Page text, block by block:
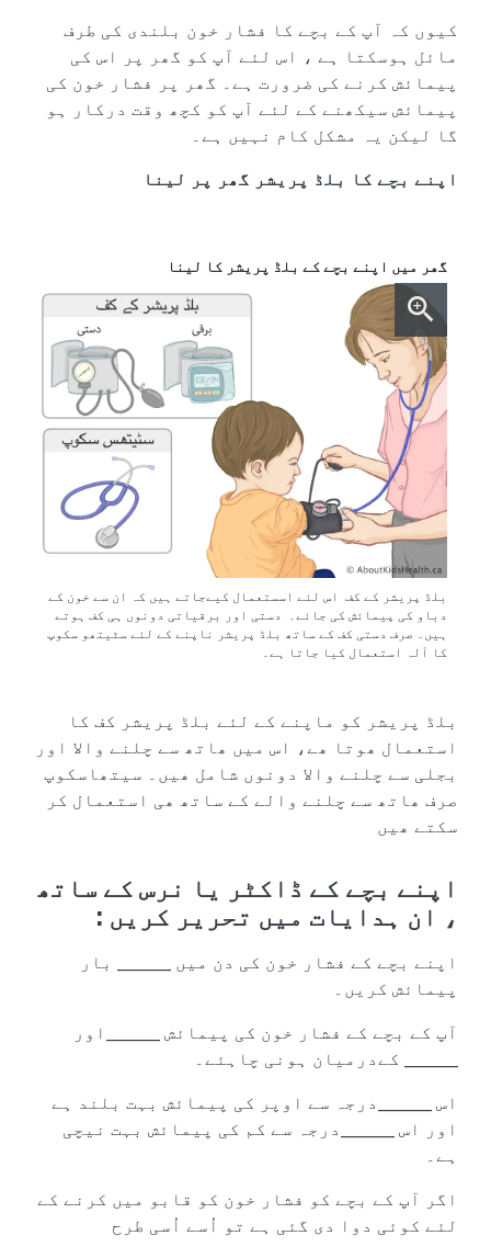
کیوں کہ آپ کے بچے کا فشار خون بلندی کی طرف
مائل ہوسکتا ہے ، اس لئے آپ کو گھر پر اس کی
پیمائش کرنے کی ضرورت ہے۔ گھر پر فشار خون کی
پیمائش سیکھنے کے لئے آپ کو کچھ وقت درکار ہو
گا لیکن یہ مشکل کام نہیں ہے۔
اپنے بچے کا بلڈ پریشر گھر پر لینا
گھر میں اپنے بچے کے بلڈ پریشر کا لینا
بلڈ پریشر کے کف اس لئے اسستعمال کیےجاتے ہیں کہ ان سے خون کے
دباو کی پیمائش کی جائے۔ دستی اور برقیاتی دونوں ہی کف ہوتے
ہیں۔ صرف دستی کف کے ساتھ بلڈ پریشر ناپنے کے لئے سٹیتھو سکوپ
کا آلہ استعمال کیا جاتا ہے۔
بلڈ پریشر کو ماپنے کے لئے بلڈ پریشر کف کا
استعمال ھوتا ھے، اس میں ھاتھ سے چلنے والا اور
بجلی سے چلنے والا دونوں شامل ھیں۔ سیتھاسکوپ
صرف ھاتھ سے چلنے والے کے ساتھ ھی استعمال کر
سکتے ھیں
اپنے بچے کے ڈاکٹر یا نرس کے ساتھ
، ان ہدایات میں تحریر کریں :
اپنے بچے کے فشار خون کی دن میں _______ بار
پیمائش کریں۔
آپ کے بچے کے فشار خون کی پیمائش _______اور
_______ کےدرمیان ہونی چاہئے۔
اس _______درجہ سے اوپر کی پیمائش بہت بلند ہے
اور اس _______درجہ سے کم کی پیمائش بہت نیچی
ہے۔
اگر آپ کے بچے کو فشار خون کو قابو میں کرنے کے
لئے کوئی دوا دی گئی ہے تو اُسے اُسی طرح